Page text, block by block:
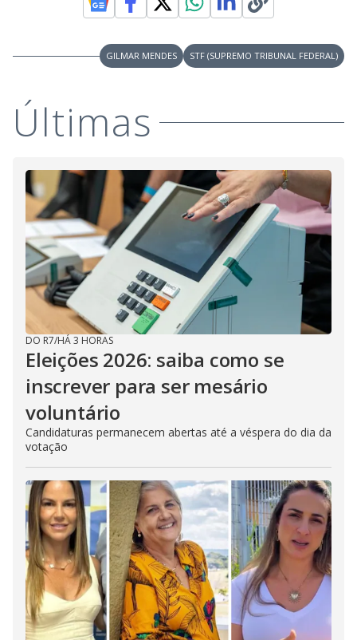
GILMAR MENDES STF (SUPREMO TRIBUNAL FEDERAL)
Últimas
DO R7/HÁ 3 HORAS
Eleições 2026: saiba como se
inscrever para ser mesário
voluntário
Candidaturas permanecem abertas até a véspera do dia da
votação